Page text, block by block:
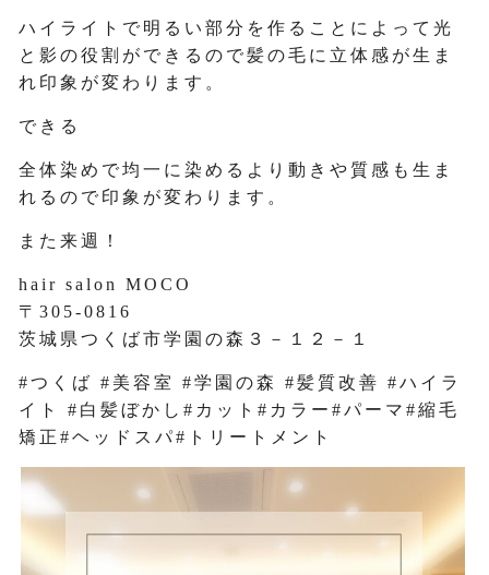
ハイライトで明るい部分を作ることによって光
と影の役割ができるので髪の毛に立体感が生ま
れ印象が変わります。
できる
全体染めで均一に染めるより動きや質感も生ま
れるので印象が変わります。
また来週！
hair salon MOCO
〒305-0816
茨城県つくば市学園の森３－１２－１
#つくば #美容室 #学園の森 #髪質改善 #ハイラ
イト #白髪ぼかし#カット#カラー#パーマ#縮毛
矯正#ヘッドスパ#トリートメント